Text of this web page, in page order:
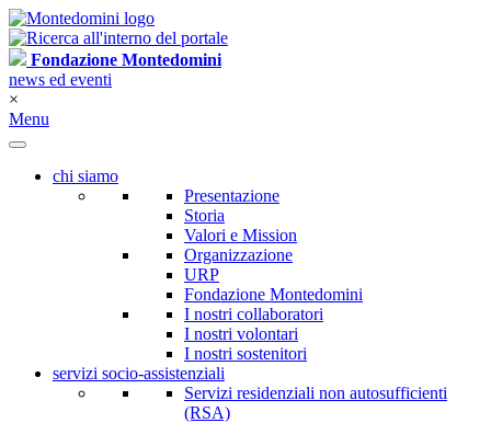
Fondazione Montedomini
news ed eventi
×
Menu
chi siamo
Presentazione
Storia
Valori e Mission
Organizzazione
URP
Fondazione Montedomini
I nostri collaboratori
I nostri volontari
I nostri sostenitori
servizi socio-assistenziali
Servizi residenziali non autosufficienti
(RSA)